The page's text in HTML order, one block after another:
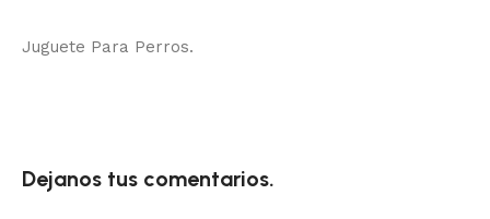
Juguete Para Perros.
Dejanos tus comentarios.